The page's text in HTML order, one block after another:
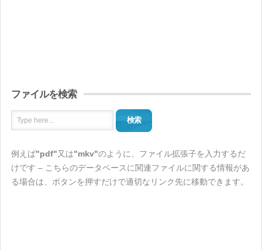
ファイルを検索
検索
例えば"pdf"又は"mkv"のように、ファイル拡張子を入力するだ
けです – こちらのデータベースに関連ファイルに関する情報があ
る場合は、ボタンを押すだけで適切なリンク先に移動できます。